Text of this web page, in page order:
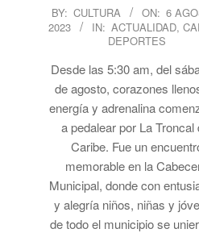
2023-
08-
BY: CULTURA ON: 6
2023
IN: ACTUALIDAD,
DEPORTES
Desde las 5:30 am, del
de agosto, corazones
energía y adrenalina
a pedalear por La Troncal
Caribe. Fue un
memorable en la
Municipal, donde con
y alegría niños, niñas y
de todo el municipio se